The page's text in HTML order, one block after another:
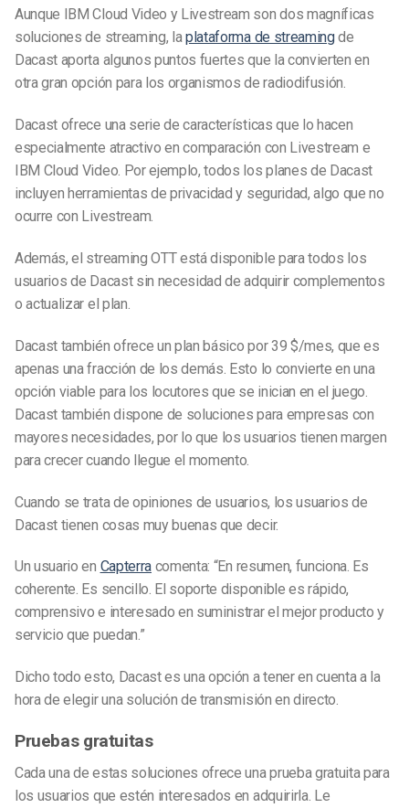
Aunque IBM Cloud Video y Livestream son dos magníficas
soluciones de streaming, laplataforma de streamingde
Dacast aporta algunos puntos fuertes que la convierten en
otra gran opción para los organismos de radiodifusión.
Dacast ofrece una serie de características que lo hacen
especialmente atractivo en comparación con Livestream e
IBM Cloud Video. Por ejemplo, todos los planes de Dacast
incluyen herramientas de privacidad y seguridad, algo que no
ocurre con Livestream.
Además, el streaming OTT está disponible para todos los
usuarios de Dacast sin necesidad de adquirir complementos
o actualizar el plan.
Dacast también ofrece un plan básico por 39 $/mes, que es
apenas una fracción de los demás. Esto lo convierte en una
opción viable para los locutores que se inician en el juego.
Dacast también dispone de soluciones para empresas con
mayores necesidades, por lo que los usuarios tienen margen
para crecer cuando llegue el momento.
Cuando se trata de opiniones de usuarios, los usuarios de
Dacast tienen cosas muy buenas que decir.
Un usuario en Capterracomenta: “En resumen, funciona. Es
coherente. Es sencillo. El soporte disponible es rápido,
comprensivo e interesado en suministrar el mejor producto y
servicio que puedan.”
Dicho todo esto, Dacast es una opción a tener en cuenta a la
hora de elegir una solución de transmisión en directo.
Pruebas gratuitas
Cada una de estas soluciones ofrece una prueba gratuita para
los usuarios que estén interesados en adquirirla. Le